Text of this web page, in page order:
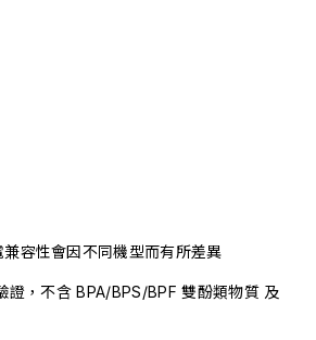
容性會因不同機型而有所差異
證，不含 BPA/BPS/BPF 雙酚類物質 及